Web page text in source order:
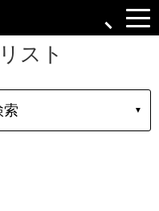
スト
索 ▼